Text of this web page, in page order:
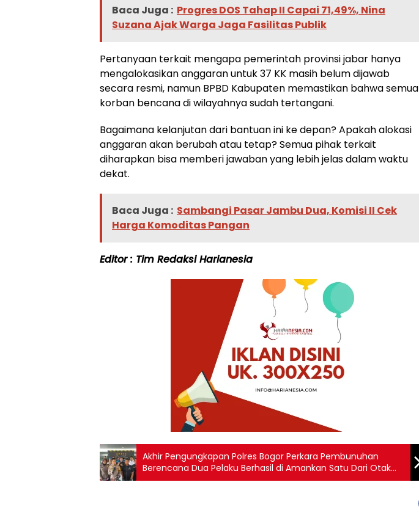
Baca Juga : Progres DOS Tahap II Capai 71,49%, Nina
Suzana Ajak Warga Jaga Fasilitas Publik
Pertanyaan terkait mengapa pemerintah provinsi jabar hanya
mengalokasikan anggaran untuk 37 KK masih belum dijawab
secara resmi, namun BPBD Kabupaten memastikan bahwa semua
korban bencana di wilayahnya sudah tertangani.
Bagaimana kelanjutan dari bantuan ini ke depan? Apakah alokasi
anggaran akan berubah atau tetap? Semua pihak terkait
diharapkan bisa memberi jawaban yang lebih jelas dalam waktu
dekat.
Baca Juga : Sambangi Pasar Jambu Dua, Komisi II Cek
Harga Komoditas Pangan
Editor : Tim Redaksi Harianesia
Akhir Pengungkapan Polres Bogor Perkara Pembunuhan
Berencana Dua Pelaku Berhasil di Amankan Satu Dari Otak
Pelaku Bunuh Diri